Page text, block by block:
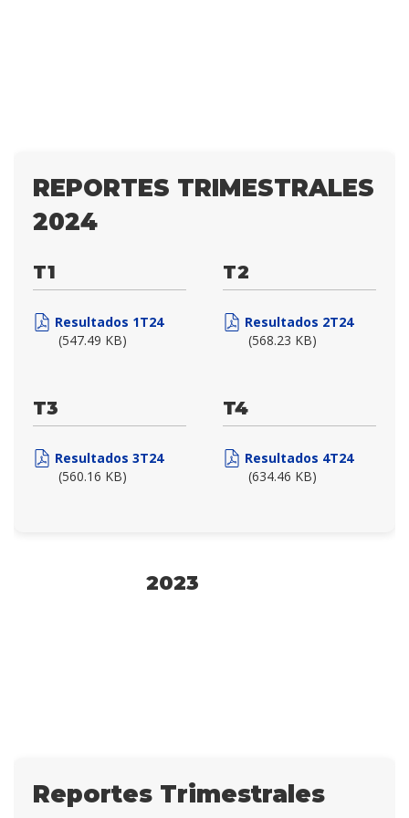
REPORTES TRIMESTRALES
2024
T1
Resultados 1T24
(547.49 KB)
T2
Resultados 2T24
(568.23 KB)
T3
Resultados 3T24
(560.16 KB)
T4
Resultados 4T24
(634.46 KB)
2023
Reportes Trimestrales